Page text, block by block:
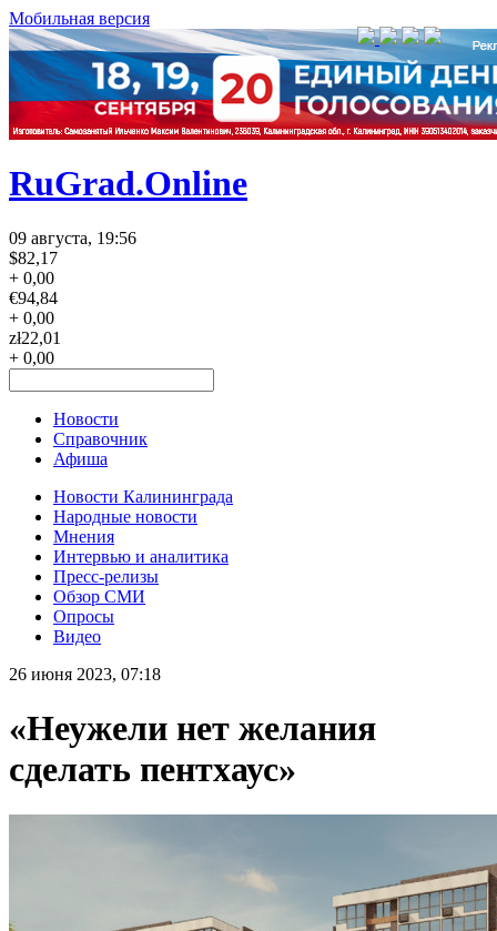
Мобильная версия
RuGrad.Online
09 августа, 19:56
$82,17
+ 0,00
€94,84
+ 0,00
zł22,01
+ 0,00
Новости
Справочник
Афиша
Новости Калининграда
Народные новости
Мнения
Интервью и аналитика
Пресс-релизы
Обзор СМИ
Опросы
Видео
26 июня 2023, 07:18
«Неужели нет желания
сделать пентхаус»